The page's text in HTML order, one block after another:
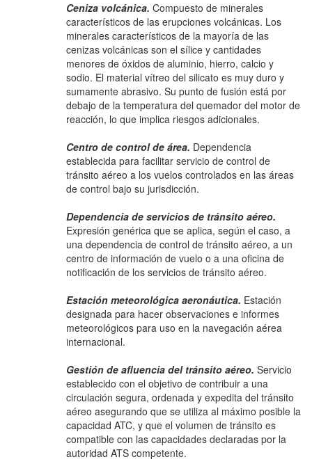
Ceniza volcánica. Compuesto de minerales
característicos de las erupciones volcánicas. Los
minerales característicos de la mayoría de las
cenizas volcánicas son el sílice y cantidades
menores de óxidos de aluminio, hierro, calcio y
sodio. El material vítreo del silicato es muy duro y
sumamente abrasivo. Su punto de fusión está por
debajo de la temperatura del quemador del motor de
reacción, lo que implica riesgos adicionales.
Centro de control de área. Dependencia
establecida para facilitar servicio de control de
tránsito aéreo a los vuelos controlados en las áreas
de control bajo su jurisdicción.
Dependencia de servicios de tránsito aéreo.
Expresión genérica que se aplica, según el caso, a
una dependencia de control de tránsito aéreo, a un
centro de información de vuelo o a una oficina de
notificación de los servicios de tránsito aéreo.
Estación meteorológica aeronáutica. Estación
designada para hacer observaciones e informes
meteorológicos para uso en la navegación aérea
internacional.
Gestión de afluencia del tránsito aéreo. Servicio
establecido con el objetivo de contribuir a una
circulación segura, ordenada y expedita del tránsito
aéreo asegurando que se utiliza al máximo posible la
capacidad ATC, y que el volumen de tránsito es
compatible con las capacidades declaradas por la
autoridad ATS competente.